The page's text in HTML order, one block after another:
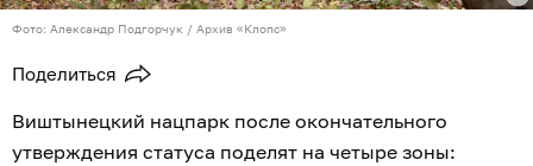
Фото: Александр Подгорчук / Архив «Клопс»
Поделиться
Виштынецкий нацпарк после окончательного
утверждения статуса поделят на четыре зоны: